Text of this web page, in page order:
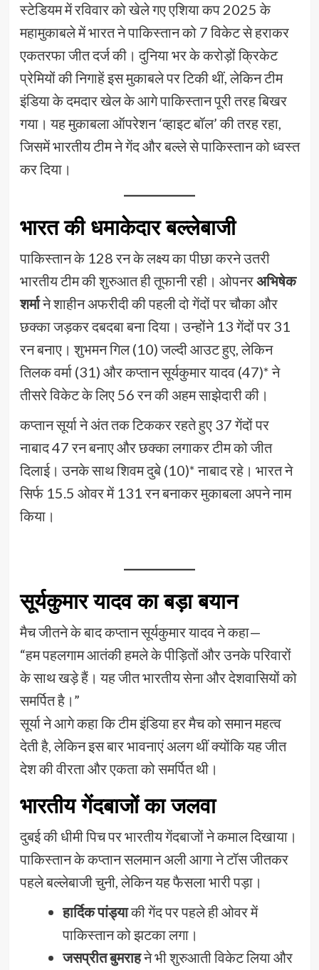
स्टेडियम में रविवार को खेले गए एशिया कप 2025 के
महामुकाबले में भारत ने पाकिस्तान को 7 विकेट से हराकर
एकतरफा जीत दर्ज की। दुनिया भर के करोड़ों क्रिकेट
प्रेमियों की निगाहें इस मुकाबले पर टिकी थीं, लेकिन टीम
इंडिया के दमदार खेल के आगे पाकिस्तान पूरी तरह बिखर
गया। यह मुकाबला ऑपरेशन ‘व्हाइट बॉल’ की तरह रहा,
जिसमें भारतीय टीम ने गेंद और बल्ले से पाकिस्तान को ध्वस्त
कर दिया।
भारत की धमाकेदार बल्लेबाजी
पाकिस्तान के 128 रन के लक्ष्य का पीछा करने उतरी
भारतीय टीम की शुरुआत ही तूफानी रही। ओपनरअभिषेक
शर्माने शाहीन अफरीदी की पहली दो गेंदों पर चौका और
छक्का जड़कर दबदबा बना दिया। उन्होंने 13 गेंदों पर 31
रन बनाए। शुभमन गिल (10) जल्दी आउट हुए, लेकिन
तिलक वर्मा (31) और कप्तान सूर्यकुमार यादव (47)* ने
तीसरे विकेट के लिए 56 रन की अहम साझेदारी की।
कप्तान सूर्या ने अंत तक टिककर रहते हुए 37 गेंदों पर
नाबाद 47 रन बनाए और छक्का लगाकर टीम को जीत
दिलाई। उनके साथ शिवम दुबे (10)* नाबाद रहे। भारत ने
सिर्फ 15.5 ओवर में 131 रन बनाकर मुकाबला अपने नाम
किया।
सूर्यकुमार यादव का बड़ा बयान
मैच जीतने के बाद कप्तान सूर्यकुमार यादव ने कहा—
“हम पहलगाम आतंकी हमले के पीड़ितों और उनके परिवारों
के साथ खड़े हैं। यह जीत भारतीय सेना और देशवासियों को
समर्पित है।”
सूर्या ने आगे कहा कि टीम इंडिया हर मैच को समान महत्व
देती है, लेकिन इस बार भावनाएं अलग थीं क्योंकि यह जीत
देश की वीरता और एकता को समर्पित थी।
भारतीय गेंदबाजों का जलवा
दुबई की धीमी पिच पर भारतीय गेंदबाजों ने कमाल दिखाया।
पाकिस्तान के कप्तान सलमान अली आगा ने टॉस जीतकर
पहले बल्लेबाजी चुनी, लेकिन यह फैसला भारी पड़ा।
हार्दिक पांड्याकी गेंद पर पहले ही ओवर में
पाकिस्तान को झटका लगा।
जसप्रीत बुमराहने भी शुरुआती विकेट लिया और